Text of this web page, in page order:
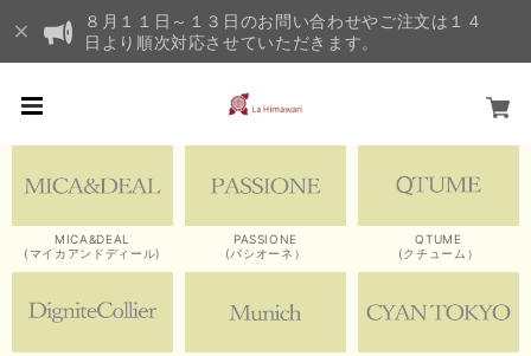
８月１１日～１３日のお問い合わせやご注文は１４
日より順次対応させていただきます。
MICA&DEAL
(マイカアンドディール)
PASSIONE
(パシオーネ）
QTUME
(クチューム）